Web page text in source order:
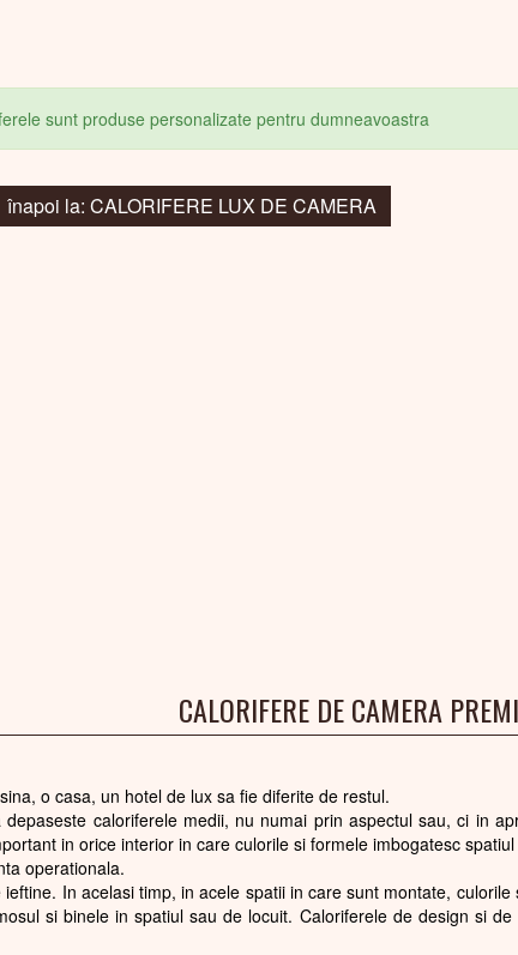
sunt produse personalizate pentru dumneavoastra
înapoi la: CALORIFERE LUX DE CAMERA
CALORIFERE DE CAMERA
o casa, un hotel de lux sa fie diferite de restul.
caloriferele medii, nu numai prin aspectul sau, ci in
in orice interior in care culorile si formele imbogatesc
operationala.
In acelasi timp, in acele spatii in care sunt montate,
si binele in spatiul sau de locuit. Caloriferele de design si